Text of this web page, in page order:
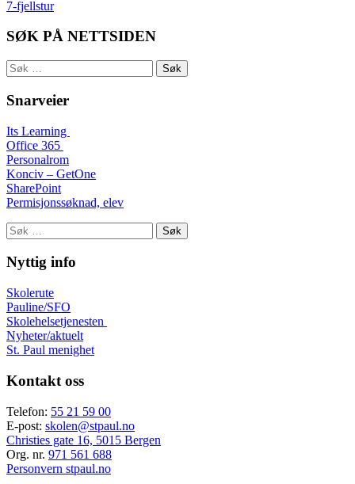
7-fjellstur
SØK PÅ NETTSIDEN
Søk
etter:
Snarveier
Its Learning
Office 365
Personalrom
Konciv – GetOne
SharePoint
Permisjonssøknad, elev
Søk
etter:
Nyttig info
Skolerute
Pauline/SFO
Skolehelsetjenesten
Nyheter/aktuelt
St. Paul menighet
Kontakt oss
Telefon: 55 21 59 00
E-post: skolen@stpaul.no
Christies gate 16, 5015 Bergen
Org. nr. 971 561 688
Personvern stpaul.no